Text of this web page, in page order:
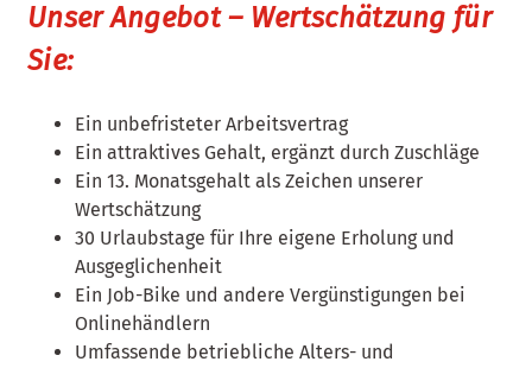
Unser Angebot – Wertschätzung für
Sie:
Ein unbefristeter Arbeitsvertrag
Ein attraktives Gehalt, ergänzt durch Zuschläge
Ein 13. Monatsgehalt als Zeichen unserer
Wertschätzung
30 Urlaubstage für Ihre eigene Erholung und
Ausgeglichenheit
Ein Job-Bike und andere Vergünstigungen bei
Onlinehändlern
Umfassende betriebliche Alters- und